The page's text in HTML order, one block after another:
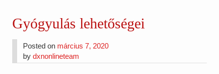
Gyógyulás lehetőségei
Posted on március 7, 2020
bydxnonlineteam